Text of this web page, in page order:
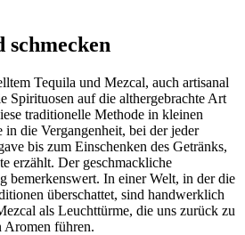
schmecken
Tequila und Mezcal, auch artisanal
Spirituosen auf die althergebrachte Art
traditionelle Methode in kleinen
in die Vergangenheit, bei der jeder
bis zum Einschenken des Getränks,
erzählt. Der geschmackliche
bemerkenswert. In einer Welt, in der die
überschattet, sind handwerklich
als Leuchttürme, die uns zurück zu
Aromen führen.